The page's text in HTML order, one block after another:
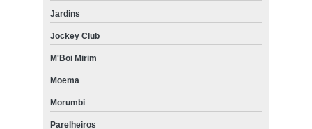
Jardins
Jockey Club
M'Boi Mirim
Moema
Morumbi
Parelheiros